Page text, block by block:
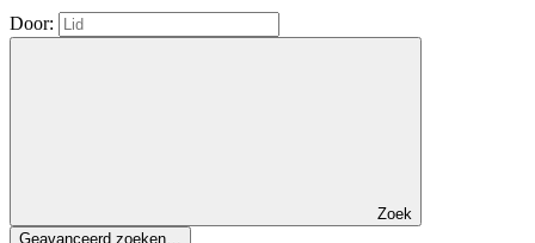
Door:
Zoek
Geavanceerd zoeken…